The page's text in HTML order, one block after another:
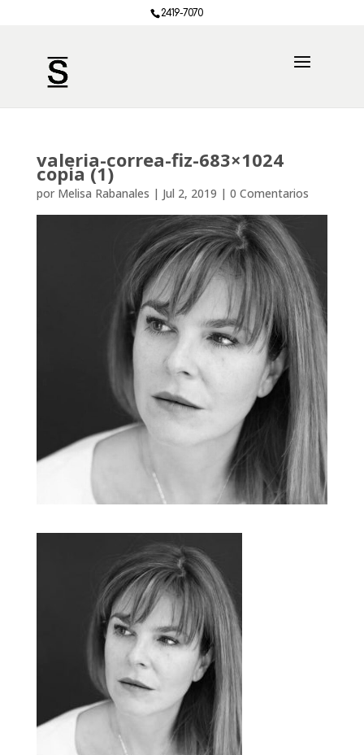
2419-7070
valeria-correa-fiz-683×1024
copia (1)
por Melisa Rabanales | Jul 2, 2019 | 0 Comentarios